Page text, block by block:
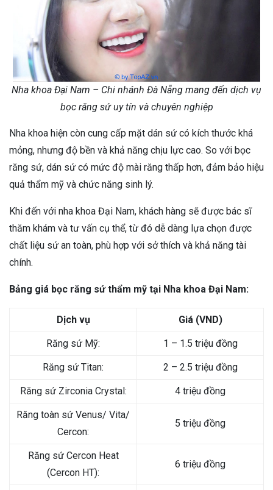
Nha khoa Đại Nam – Chi nhánh Đà Nẵng mang đến dịch vụ
bọc răng sứ uy tín và chuyên nghiệp
Nha khoa hiện còn cung cấp mặt dán sứ có kích thước khá
mỏng, nhưng độ bền và khả năng chịu lực cao. So với bọc
răng sứ, dán sứ có mức độ mài răng thấp hơn, đảm bảo hiệu
quả thẩm mỹ và chức năng sinh lý.
Khi đến với nha khoa Đại Nam, khách hàng sẽ được bác sĩ
thăm khám và tư vấn cụ thể, từ đó dễ dàng lựa chọn được
chất liệu sứ an toàn, phù hợp với sở thích và khả năng tài
chính.
Bảng giá bọc răng sứ thẩm mỹ tại Nha khoa Đại Nam:
Dịch vụ Giá (VND)
Răng sứ Mỹ: 1 – 1.5 triệu đồng
Răng sứ Titan: 2 – 2.5 triệu đồng
Răng sứ Zirconia Crystal: 4 triệu đồng
Răng toàn sứ Venus/ Vita/
Cercon:
5 triệu đồng
Răng sứ Cercon Heat
(Cercon HT):
6 triệu đồng